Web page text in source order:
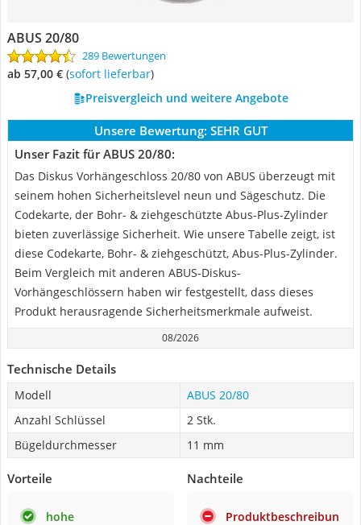
ABUS 20/80
289 Bewertungen
ab 57,00 € ( Sofort lieferbar)
Preisvergleich und weitere Angebote
Unsere Bewertung: SEHR GUT
Unser Fazit für ABUS 20/80:
Das Diskus Vorhängeschloss 20/80 von ABUS überzeugt mit
seinem hohen Sicherheitslevel neun und Sägeschutz. Die
Codekarte, der Bohr- & ziehgeschützte Abus-Plus-Zylinder
bieten zuverlässige Sicherheit. Wie unsere Tabelle zeigt, ist
diese Codekarte, Bohr- & ziehgeschützt, Abus-Plus-Zylinder.
Beim Vergleich mit anderen ABUS-Diskus-
Vorhängeschlössern haben wir festgestellt, dass dieses
Produkt herausragende Sicherheitsmerkmale aufweist.
08/2026
Technische Details
Modell
ABUS 20/80
Anzahl Schlüssel
2 Stk.
Bügeldurchmesser
11 mm
Vorteile
hohe
Nachteile
Produktbeschreibun